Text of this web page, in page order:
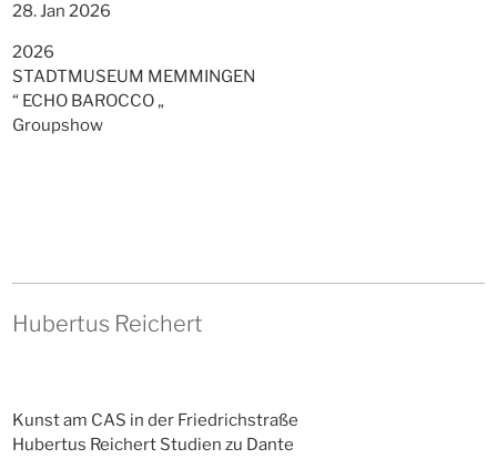
28. Jan 2026
2026
STADTMUSEUM MEMMINGEN
“ ECHO BAROCCO „
Groupshow
Hubertus Reichert
Kunst am CAS in der Friedrichstraße
Hubertus Reichert Studien zu Dante